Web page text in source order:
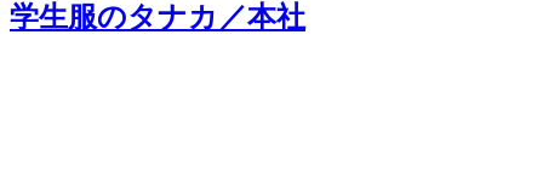
学生服のタナカ／本社